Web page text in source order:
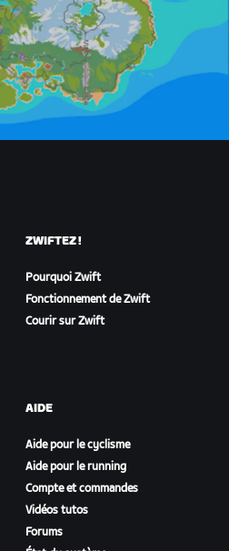
ZWIFTEZ !
Pourquoi Zwift
Fonctionnement de Zwift
Courir sur Zwift
AIDE
Aide pour le cyclisme
Aide pour le running
Compte et commandes
Vidéos tutos
Forums